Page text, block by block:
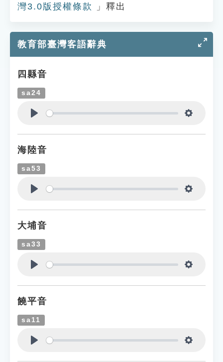
灣3.0版授權條款
」釋出
教育部臺灣客語辭典
四縣音
sa24
海陸音
sa53
大埔音
sa33
饒平音
sa11